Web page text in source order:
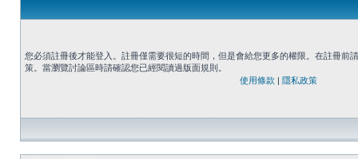
您必須註冊後才能登入。註冊僅需要很短的時間，但是會給您更多的權限。在註冊前
策。當瀏覽討論區時請確認您已經閱讀過版面規則。
使用條款 | 隱私政策